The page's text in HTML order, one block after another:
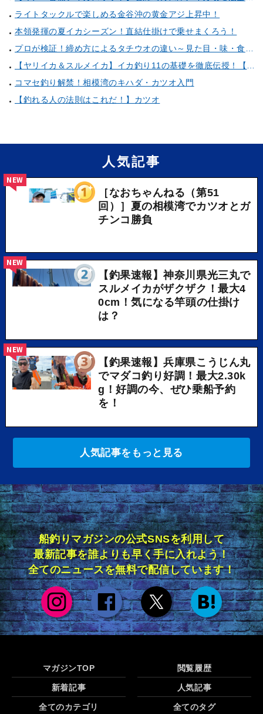
ライトタックルで楽しめる金谷沖の黄金アジ上昇中！
本領発揮の夏イカシーズン！直結仕掛けで乗せまくろう！
コマセ釣り解禁！相模湾のキハダ・カツオ入門
【釣れる人の法則はこれだ！】カツオ
人気記事
［なおちゃんねる（第51
回）］夏の相模湾でカツオとガ
チンコ勝負
NEW
【釣果速報】神奈川県光三丸で
スルメイカがザクザク！最大4
0cm！気になる竿頭の仕掛け
は？
NEW
【釣果速報】兵庫県こうじん丸
でマダコ釣り好調！最大2.30k
g！好調の今、ぜひ乗船予約
を！
NEW
人気記事をもっと見る
船釣りマガジンの公式SNSを利用して
最新記事を誰よりも早く手に入れよう！
全てのニュースを無料で配信しています！
マガジンTOP 閲覧履歴
新着記事 人気記事
全てのカテゴリ 全てのタグ